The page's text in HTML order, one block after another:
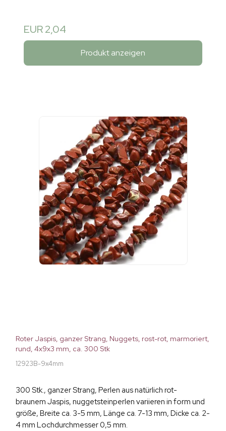
EUR 2,04
Produkt anzeigen
Roter Jaspis, ganzer Strang, Nuggets, rost-rot, marmoriert,
rund, 4x9x3 mm, ca. 300 Stk
12923B-9x4mm
300 Stk., ganzer Strang, Perlen aus natürlich rot-
braunem Jaspis, nuggetsteinperlen variieren in form und
größe, Breite ca. 3-5 mm, Länge ca. 7-13 mm, Dicke ca. 2-
4 mm Lochdurchmesser 0,5 mm.